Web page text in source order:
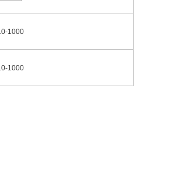
1000
1000